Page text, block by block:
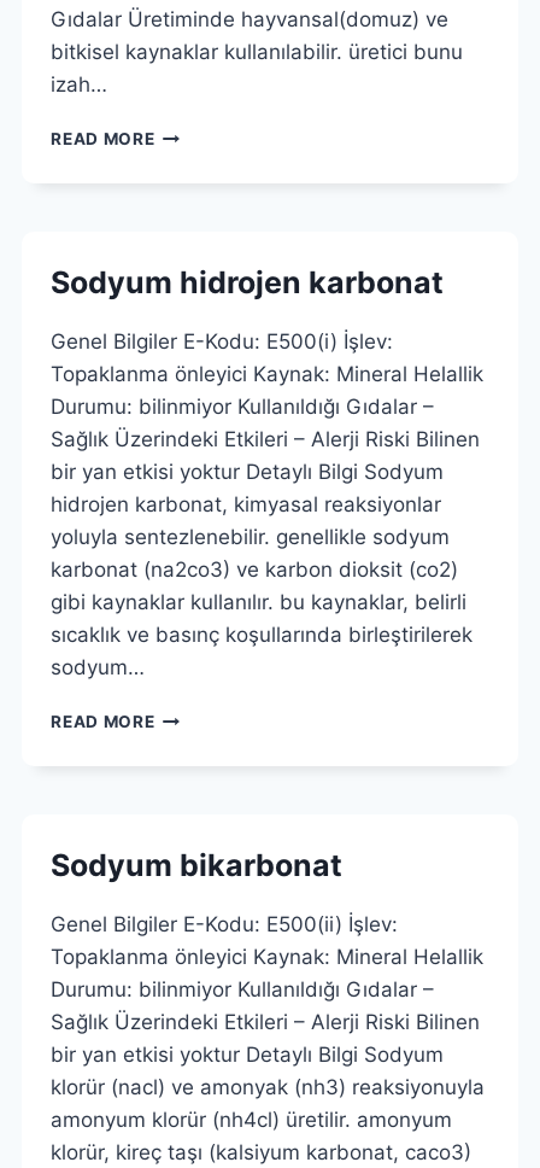
Gıdalar Üretiminde hayvansal(domuz) ve
bitkisel kaynaklar kullanılabilir. üretici bunu
izah…
READ MORESTEARIK
Sodyum hidrojen karbonat
Genel Bilgiler E-Kodu: E500(i) İşlev:
Topaklanma önleyici Kaynak: Mineral Helallik
Durumu: bilinmiyor Kullanıldığı Gıdalar –
Sağlık Üzerindeki Etkileri – Alerji Riski Bilinen
bir yan etkisi yoktur Detaylı Bilgi Sodyum
hidrojen karbonat, kimyasal reaksiyonlar
yoluyla sentezlenebilir. genellikle sodyum
karbonat (na2co3) ve karbon dioksit (co2)
gibi kaynaklar kullanılır. bu kaynaklar, belirli
sıcaklık ve basınç koşullarında birleştirilerek
sodyum…
READ MORESODYUM
KARBONAT
Sodyum bikarbonat
Genel Bilgiler E-Kodu: E500(ii) İşlev:
Topaklanma önleyici Kaynak: Mineral Helallik
Durumu: bilinmiyor Kullanıldığı Gıdalar –
Sağlık Üzerindeki Etkileri – Alerji Riski Bilinen
bir yan etkisi yoktur Detaylı Bilgi Sodyum
klorür (nacl) ve amonyak (nh3) reaksiyonuyla
amonyum klorür (nh4cl) üretilir. amonyum
klorür, kireç taşı (kalsiyum karbonat, caco3)